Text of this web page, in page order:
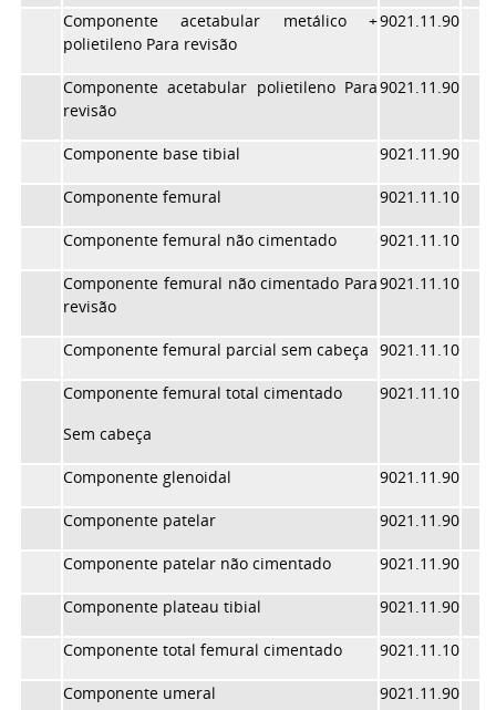
Componente acetabular metálico +
polietileno Para revisão
9021.11.90
Componente acetabular polietileno Para
revisão
9021.11.90
Componente base tibial 9021.11.90
Componente femural 9021.11.10
Componente femural não cimentado 9021.11.10
Componente femural não cimentado Para
revisão
9021.11.10
Componente femural parcial sem cabeça 9021.11.10
Componente femural total cimentado
Sem cabeça
9021.11.10
Componente glenoidal 9021.11.90
Componente patelar 9021.11.90
Componente patelar não cimentado 9021.11.90
Componente plateau tibial 9021.11.90
Componente total femural cimentado 9021.11.10
Componente umeral 9021.11.90